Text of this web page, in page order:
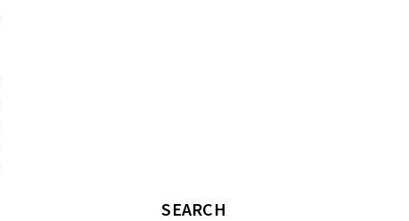
SEARCH